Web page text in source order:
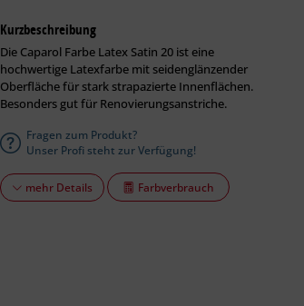
Kurzbeschreibung
Die Caparol Farbe Latex Satin 20 ist eine
hochwertige Latexfarbe mit seiden­­­glän­zen­der
Oberfläche für stark strapazierte Innen­flächen.
Besonders gut für Reno­vie­rungs­anstriche.
Fragen zum Produkt?
Unser Profi steht zur Verfügung!
mehr Details Farbverbrauch